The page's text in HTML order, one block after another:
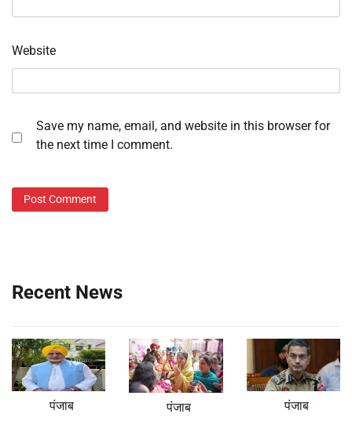
Website
Save my name, email, and website in this browser for
the next time I comment.
Recent News
पंजाब पंजाब पंजाब